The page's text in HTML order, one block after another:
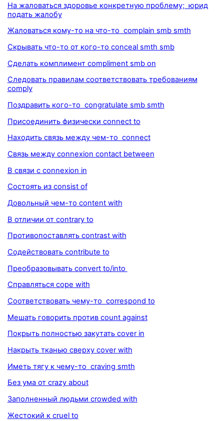
На жаловаться здоровье конкретную проблему; юрид
подать жалобу
Жаловаться кому-то на что-то complain smb smth
Скрывать что-то от кого-то conceal smth smb
Сделать комплимент compliment smb on
Следовать правилам соответствовать требованиям
comply
Поздравить кого-то congratulate smb smth
Присоединить физически connect to
Находить связь между чем-то connect
Связь между connexion contact between
В связи с connexion in
Состоять из consist of
Довольный чем-то content with
В отличии от contrary to
Противопоставлять contrast with
Содействовать contribute to
Преобразовывать convert to/into
Справляться cope with
Соответствовать чему-то correspond to
Мешать говорить против count against
Покрыть полностью закутать cover in
Накрыть тканью сверху cover with
Иметь тягу к чему-то craving smth
Без ума от crazy about
Заполненный людьми crowded with
Жестокий к cruel to